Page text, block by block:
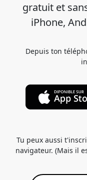
gratuit et
iPhone,
Depuis ton
Tu peux aussi
navigateur. (Mais il